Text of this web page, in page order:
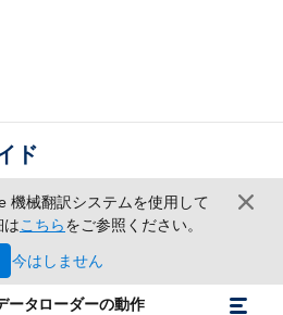
ド
機械翻訳システムを使用して
はこちらをご参照ください。
今はしません
ータローダーの動作